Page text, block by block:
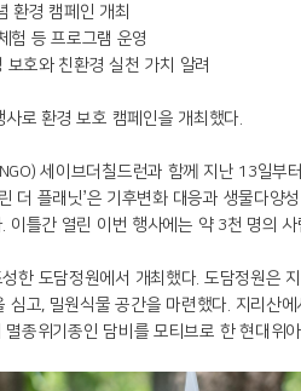
환경 캠페인 개최
험 등 프로그램 운영
호와 친환경 실천 가치 알려
로 환경 보호 캠페인을 개최했다.
세이브더칠드런과 함께 지난 13일부
더 플래닛’은 기후변화 대응과 생물다
이틀간 열린 이번 행사에는 약 3천 명의 사
한 도담정원에서 개최했다. 도담정원은
심고, 밀원식물 공간을 마련했다. 지리산
종위기종인 담비를 모티브로 한 현대위